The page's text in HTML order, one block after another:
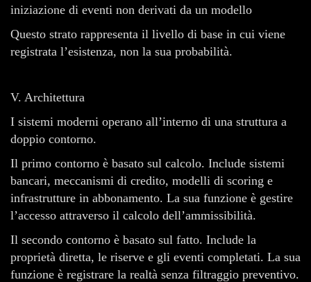
iniziazione di eventi non derivati da un modello
Questo strato rappresenta il livello di base in cui viene
registrata l’esistenza, non la sua probabilità.
V. Architettura
I sistemi moderni operano all’interno di una struttura a
doppio contorno.
Il primo contorno è basato sul calcolo. Include sistemi
bancari, meccanismi di credito, modelli di scoring e
infrastrutture in abbonamento. La sua funzione è gestire
l’accesso attraverso il calcolo dell’ammissibilità.
Il secondo contorno è basato sul fatto. Include la
proprietà diretta, le riserve e gli eventi completati. La sua
funzione è registrare la realtà senza filtraggio preventivo.